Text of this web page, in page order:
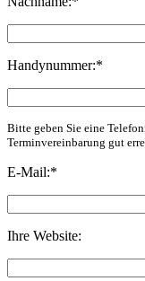
Handynummer:*
Bitte geben Sie eine
Terminvereinbarung gut
E-Mail:*
Ihre Website: